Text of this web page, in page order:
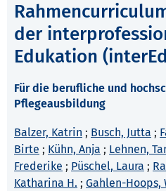
der
Edukation
Für die berufliche und
Pflegeausbildung
Balzer, Katrin ; Busch, Jutta ;
Birte ; Kühn, Anja ; Lehnen,
Frederike ; Püschel, Laura ;
Katharina H. ; Gahlen-Hoops,